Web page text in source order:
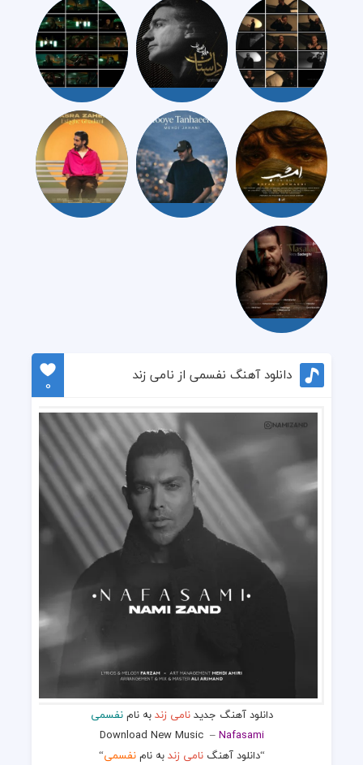
دانلود آهنگ نفسمی از نامی زند
0
دانلود آهنگ جدیدنامی زندبه نامنفسمی
Download New Music –Nafasami
“دانلود آهنگ نامی زندبه نامنفسمی“